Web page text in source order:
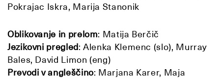
Pokrajac Iskra, Marija Stanonik
Oblikovanje in prelom: Matija Berčič
Jezikovni pregled: Alenka Klemenc (slo), Murray
Bales, David Limon (eng)
Prevodi v angleščino: Marjana Karer, Maja